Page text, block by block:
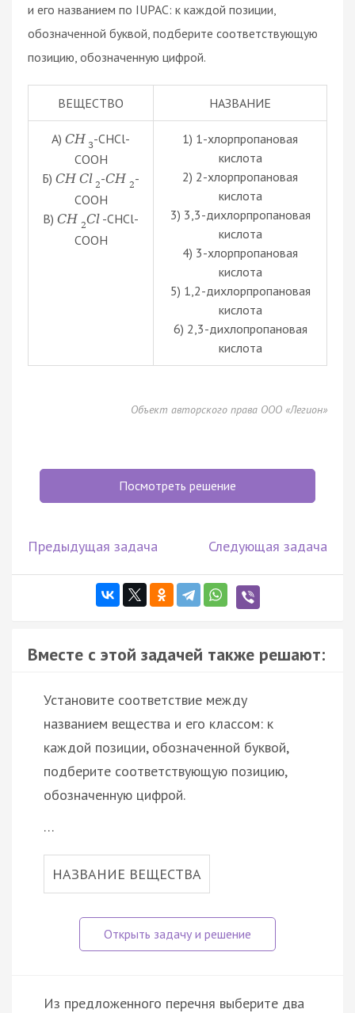
и его названием по IUPAC: к каждой позиции,
обозначенной буквой, подберите соответствующую
позицию, обозначенную цифрой.
ВЕЩЕСТВО НАЗВАНИЕ
А) CH 3-CHCl-
COOH
Б)CH Cl 2-CH 2-
COOH
В) CH 2Cl -CHCl-
COOH
1) 1-хлорпропановая
кислота
2) 2-хлорпропановая
кислота
3) 3,3-дихлорпропановая
кислота
4) 3-хлорпропановая
кислота
5) 1,2-дихлорпропановая
кислота
6) 2,3-дихлопропановая
кислота
Объект авторского права ООО «Легион»
Посмотреть решение
Предыдущая задача Следующая задача
Вместе с этой задачей также решают:
Установите соответствие между
названием вещества и его классом: к
каждой позиции, обозначенной буквой,
подберите соответствующую позицию,
обозначенную цифрой.
…
НАЗВАНИЕ ВЕЩЕСТВА
Из предложенного перечня выберите два